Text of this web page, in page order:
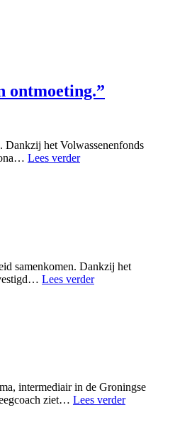
ontmoeting.”
Dankzij het Volwassenenfonds
Lees verder
samenkomen. Dankzij het
Lees verder
intermediair in de Groningse
ziet… Lees verder